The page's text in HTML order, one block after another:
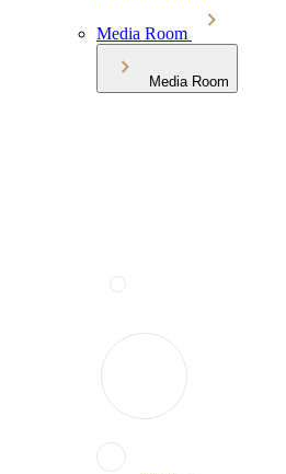
Media Room
Media Room